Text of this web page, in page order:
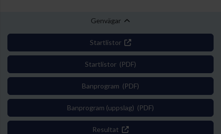
Genvägar
Startlistor
Startlistor (PDF)
Banprogram (PDF)
Banprogram (uppslag) (PDF)
Resultat